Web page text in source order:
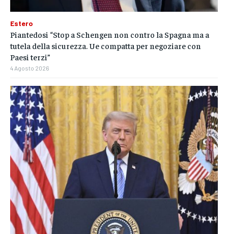
Estero
Piantedosi “Stop a Schengen non contro la Spagna ma a
tutela della sicurezza. Ue compatta per negoziare con
Paesi terzi”
4 Agosto 2026